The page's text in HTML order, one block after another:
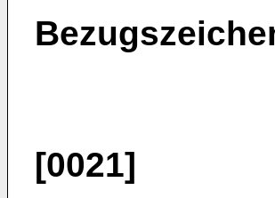
[0021]